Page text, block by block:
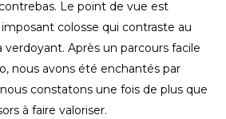
Le point de vue est
colosse qui contraste au
verdoyant. Après un parcours facile
nous avons été enchantés par
constatons une fois de plus que
à faire valoriser.